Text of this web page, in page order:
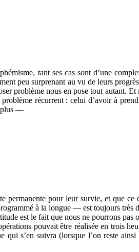
tant ses cas sont d’une
peu surprenant au vu de leurs
problème nous en pose tout autant.
récurrent : celui d’avoir à
plus —
permanente pour leur survie, et que
à la longue — est toujours très
est le fait que nous ne pourrons
pouvait être réalisée en trois
qui s’en suivra (lorsque l’on reste